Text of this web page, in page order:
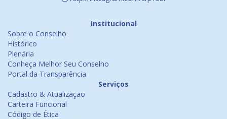
Institucional
Sobre o Conselho
Histórico
Plenária
Conheça Melhor Seu Conselho
Portal da Transparência
Serviços
Cadastro & Atualização
Carteira Funcional
Código de Ética